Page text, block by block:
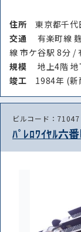
住所東京都千
交通
有楽町線
線 市ケ谷駅 8分 /
規模
地上4階
竣⼯ 1984年 (新
ビルコード：71047
ﾊﾟﾚﾛﾜｲﾔﾙ六